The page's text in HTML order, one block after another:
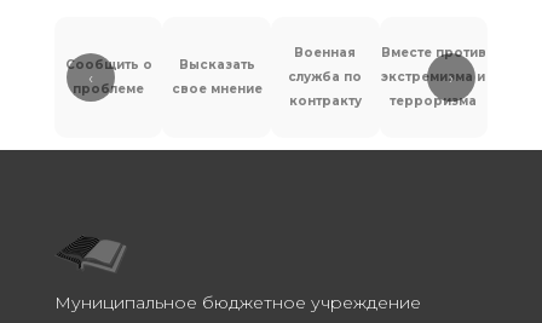
‹
Сообщить о
проблеме
Высказать
свое мнение
Военная
служба по
контракту
Вместе против
экстремизма и
терроризма
›
Муниципальное бюджетное учреждение